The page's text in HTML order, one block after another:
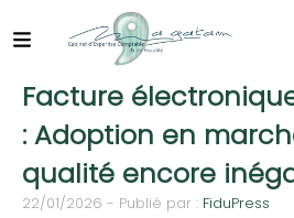
Facture
: Adoption en
qualité encore
22/01/2026 - Publié par : FiduPress